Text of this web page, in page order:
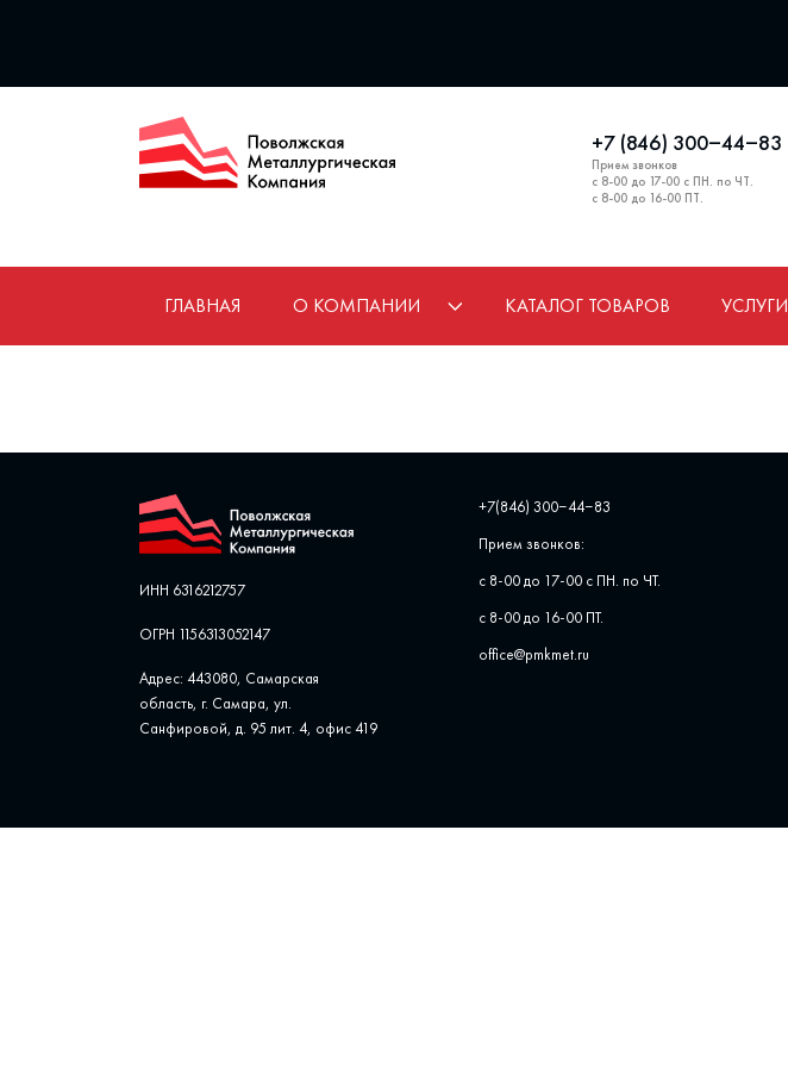
+7 (846) 300‒44‒83
Прием звонков
с 8-00 до 17-00 с ПН. по ЧТ.
с 8-00 до 16-00 ПТ.
ГЛАВНАЯ О КОМПАНИИ КАТАЛОГ ТОВАРОВ УСЛУГИ
ИНН 6316212757
ОГРН 1156313052147
Адрес: 443080, Самарская
область, г. Самара, ул. ​
Санфировой, д. 95 лит. 4, офис ​419
+7(846) 300‒44‒83
Прием звонков:
с 8-00 до 17-00 с ПН. по ЧТ.
с 8-00 до 16-00 ПТ.
office@pmkmet.ru